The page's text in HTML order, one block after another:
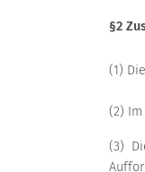
§2
(1)
(2) Im
(3)